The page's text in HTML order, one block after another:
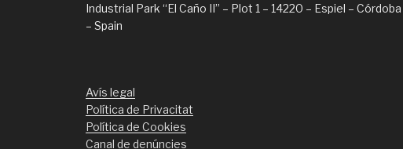
Industrial Park “El Caño II” – Plot 1 – 14220 – Espiel – Córdoba
– Spain
Avís legal
Política de Privacitat
Política de Cookies
Canal de denúncies